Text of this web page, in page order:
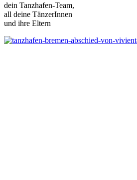
dein Tanzhafen-Team,
all deine TänzerInnen
und ihre Eltern